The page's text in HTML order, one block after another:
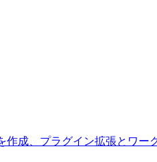
成、プラグイン拡張とワ